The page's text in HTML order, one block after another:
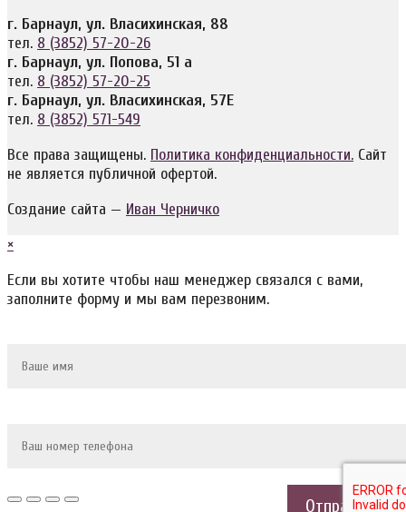
г. Барнаул, ул. Власихинская, 88
тел. 8 (3852) 57-20-26
г. Барнаул, ул. Попова, 51 а
тел. 8 (3852) 57-20-25
г. Барнаул, ул. Власихинская, 57Е
тел. 8 (3852) 571-549
Все права защищены. Политика конфиденциальности. Сайт
не является публичной офертой.
Создание сайта — Иван Черничко
×
Если вы хотите чтобы наш менеджер связался с вами,
заполните форму и мы вам перезвоним.